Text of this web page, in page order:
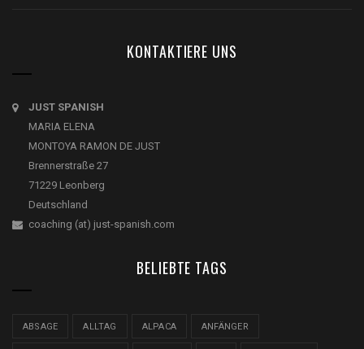
KONTAKTIERE UNS
JUST SPANISH
MARIA ELENA
MONTOYA RAMON DE JUST
Brennerstraße 27
71229 Leonberg
Deutschland
coaching (at) just-spanish.com
BELIEBTE TAGS
ABSAGE ALLTAG ALPACA ANFÄNGER